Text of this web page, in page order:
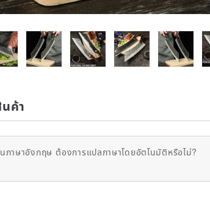
ค้า
ภาษาอังกฤษ ต้องการแปลภาษาโดยอัตโนมัติหรือไม่?